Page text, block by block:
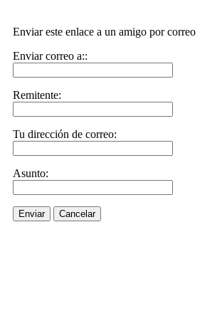
Enviar este enlace a un amigo por correo
Enviar correo a::
Remitente:
Tu dirección de correo:
Asunto:
Enviar Cancelar